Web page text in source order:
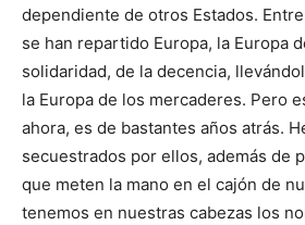
dependiente de otros Estados.
se han repartido Europa, la Europa
solidaridad, de la decencia,
la Europa de los mercaderes. Pero
ahora, es de bastantes años atrás.
secuestrados por ellos, además de
que meten la mano en el cajón de
tenemos en nuestras cabezas los